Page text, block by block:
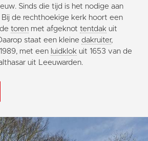
Sinds die tijd is het nodige aan
de rechthoekige kerk hoort een
toren met afgeknot tentdak uit
staat een kleine dakruiter,
met een luidklok uit 1653 van de
uit Leeuwarden.